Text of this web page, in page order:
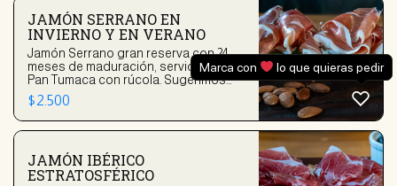
JAMÓN SERRANO EN
INVIERNO Y EN VERANO
Jamón Serrano gran reserva con 24
meses de maduración, servido sobre
Pan Tumaca con rúcola. Sugerimos
agregar queso Manchego suave
$2.500
JAMÓN IBÉRICO
ESTRATOSFÉRICO
Marca con lo que quieras pedir